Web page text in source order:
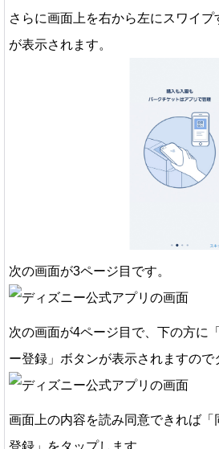
さらに画面上を右から左にスワイ
が表示されます。
次の画面が3ページ目です。
次の画面が4ページ目で、下の方に
ー登録」ボタンが表示されますので
画面上の内容を読み同意できれば「